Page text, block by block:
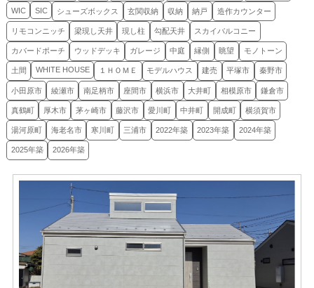
WIC SIC シューズボックス 玄関収納 収納 納戸 造作カウンター
リモコンニッチ 梁現し天井 現し柱 勾配天井 スカイバルコニー
カバードポーチ ウッドデッキ ガレージ 中庭 縁側 眺望 モノトーン
土間 WHITE HOUSE １ＨＯＭＥ モデルハウス 建売 平塚市 秦野市
小田原市 綾瀬市 南足柄市 座間市 横浜市 大井町 相模原市 鎌倉市
真鶴町 厚木市 茅ヶ崎市 藤沢市 愛川町 中井町 開成町 横須賀市
湯河原町 海老名市 寒川町 三浦市 2022年築 2023年築 2024年築
2025年築 2026年築